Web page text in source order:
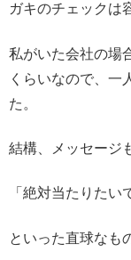
ガキのチェックは
私がいた会社の場
くらいなので、一
た。
結構、メッセージ
「絶対当たりた
といった直球なも